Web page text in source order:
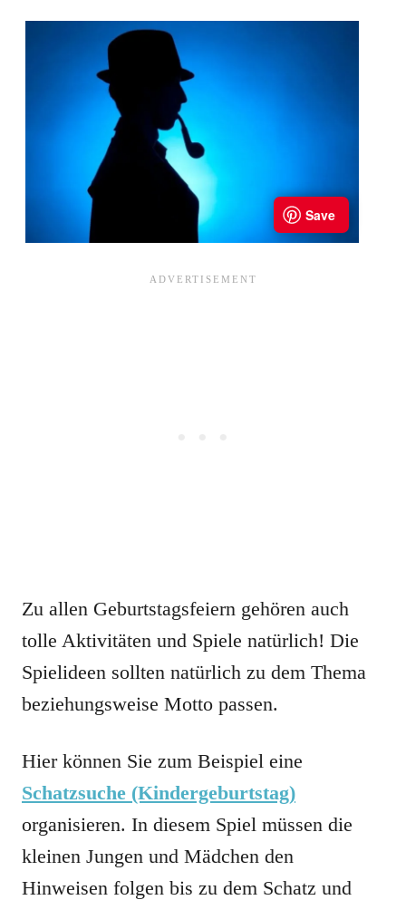
Zu allen Geburtstagsfeiern gehören auch
tolle Aktivitäten und Spiele natürlich! Die
Spielideen sollten natürlich zu dem Thema
beziehungsweise Motto passen.
Hier können Sie zum Beispiel eine
Schatzsuche (Kindergeburtstag)
organisieren. In diesem Spiel müssen die
kleinen Jungen und Mädchen den
Hinweisen folgen bis zu dem Schatz und